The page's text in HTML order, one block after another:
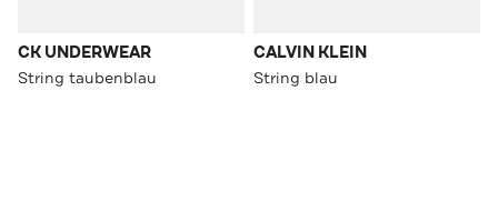
CK UNDERWEAR
String taubenblau
CALVIN KLEIN
String blau